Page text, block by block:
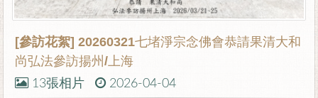
[參訪花絮] 20260321七堵淨宗念佛會恭請果清大和
尚弘法參訪揚州/上海
13張相片 2026-04-04